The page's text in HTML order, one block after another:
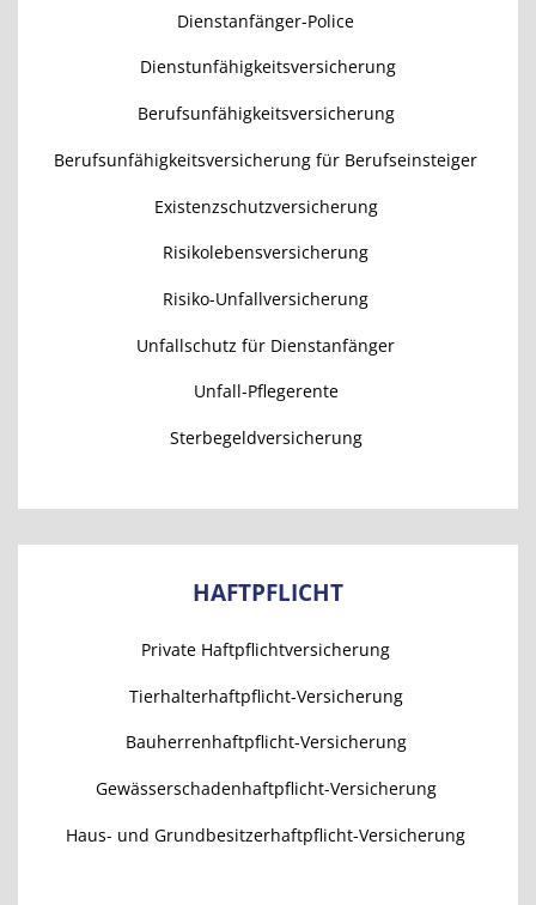
Dienstanfänger-Police
Dienstunfähigkeitsversicherung
Berufsunfähigkeitsversicherung
Berufsunfähigkeitsversicherung für Berufseinsteiger
Existenzschutzversicherung
Risikolebensversicherung
Risiko-Unfallversicherung
Unfallschutz für Dienstanfänger
Unfall-Pflegerente
Sterbegeldversicherung
HAFTPFLICHT
Private Haftpflichtversicherung
Tierhalterhaftpflicht-Versicherung
Bauherrenhaftpflicht-Versicherung
Gewässerschadenhaftpflicht-Versicherung
Haus- und Grundbesitzerhaftpflicht-Versicherung